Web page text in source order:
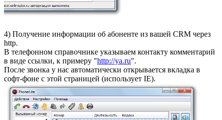
4) Получение информации об абоненте из вашей CRM через
http.
В телефонном справочнике указываем контакту комментарий
в виде ссылки, к примеру "http://ya.ru".
После звонка у нас автоматически открывается вкладка в
софт-фоне с этой страницей (использует IE).